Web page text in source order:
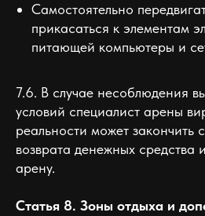
Самостоятельно
прикасаться к элементам
питающей компьютеры и
7.6. В случае несоблюдения
условий специалист арены
реальности может закончить
возврата денежных средства
арену.
Статья 8. Зоны отдыха и